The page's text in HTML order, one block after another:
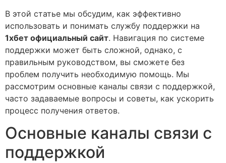
В этой статье мы обсудим, как эффективно
использовать и понимать службу поддержки на
1хбет официальный сайт. Навигация по системе
поддержки может быть сложной, однако, с
правильным руководством, вы сможете без
проблем получить необходимую помощь. Мы
рассмотрим основные каналы связи с поддержкой,
часто задаваемые вопросы и советы, как ускорить
процесс получения ответов.
Основные каналы связи с
поддержкой